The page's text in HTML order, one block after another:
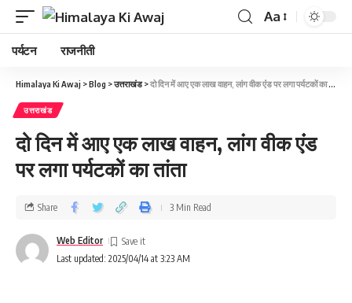
Aa
पर्यटन राजनीती
Himalaya Ki Awaj >Blog >उत्तराखंड>दो दिन में आए एक लाख वाहन, लांग वीक एंंड पर लगा पर्यटकों का तांता
उत्तराखंड
दो दिन में आए एक लाख वाहन, लांग वीक एंंड
पर लगा पर्यटकों का तांता
Last updated: 2025/04/14 at 3:23 AM
Web Editor
Share 3 Min Read